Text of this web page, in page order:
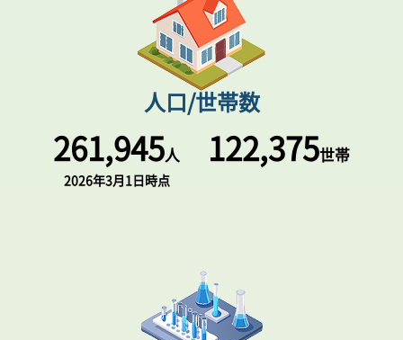
人口/世帯数
261,945人
2026年3月1日 時点
122,375世帯